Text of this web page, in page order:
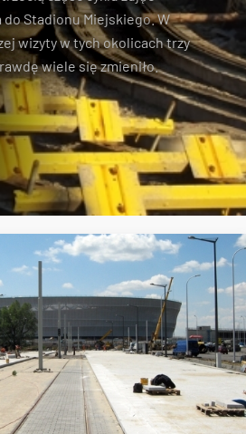
Stadionu Miejskiego. W
wizyty w tych okolicach trzy
wiele się zmieniło.